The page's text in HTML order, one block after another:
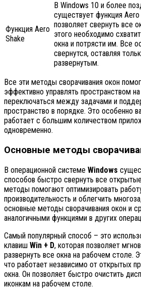
Функция Aero
Shake
В Windows 10 и более
существует функция Aero
позволяет свернуть все
этого необходимо
окна и потрясти им. Все
свернутся, оставляя
развернутым.
Все эти методы сворачивания окон
эффективно управлять пространством
переключаться между задачами и
пространство в порядке. Это особенно
работает с большим количеством
одновременно.
Основные методы
В операционной системе Windows
способов быстро свернуть все
методы помогают оптимизировать
производительность и облегчить
основные методы сворачивания окон и
аналогичными функциями в других
Самый популярный способ – это
клавиш Win + D, которая позволяет
развернуть все окна на рабочем столе.
что работает независимо от открытых
окна. Он позволяет быстро очистить
иконкам на рабочем столе.